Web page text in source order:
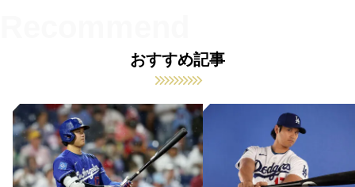
おすすめ記事